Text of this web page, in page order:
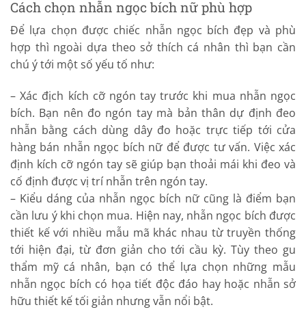
Cách chọn nhẫn ngọc bích nữ phù hợp
Để lựa chọn được chiếc nhẫn ngọc bích đẹp và phù
hợp thì ngoài dựa theo sở thích cá nhân thì bạn cần
chú ý tới một số yếu tố như:
– Xác địch kích cỡ ngón tay trước khi mua nhẫn ngọc
bích. Bạn nên đo ngón tay mà bản thân dự định đeo
nhẫn bằng cách dùng dây đo hoặc trực tiếp tới cửa
hàng bán nhẫn ngọc bích nữ để được tư vấn. Việc xác
định kích cỡ ngón tay sẽ giúp bạn thoải mái khi đeo và
cố định được vị trí nhẫn trên ngón tay.
– Kiểu dáng của nhẫn ngọc bích nữ cũng là điểm bạn
cần lưu ý khi chọn mua. Hiện nay, nhẫn ngọc bích được
thiết kế với nhiều mẫu mã khác nhau từ truyền thống
tới hiện đại, từ đơn giản cho tới cầu kỳ. Tùy theo gu
thẩm mỹ cá nhân, bạn có thể lựa chọn những mẫu
nhẫn ngọc bích có họa tiết độc đáo hay hoặc nhẫn sở
hữu thiết kế tối giản nhưng vẫn nổi bật.